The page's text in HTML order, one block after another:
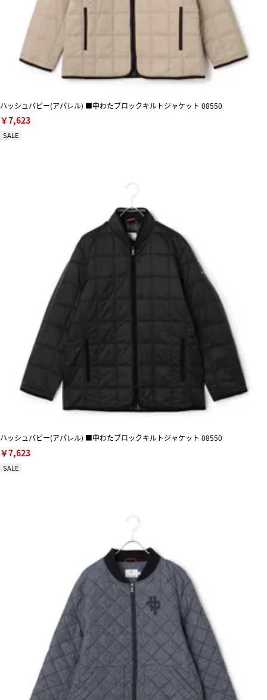
ハッシュパピー(アパレル) ■中わたブロックキルトジャケット 08550
￥7,623
SALE
ハッシュパピー(アパレル) ■中わたブロックキルトジャケット 08550
￥7,623
SALE